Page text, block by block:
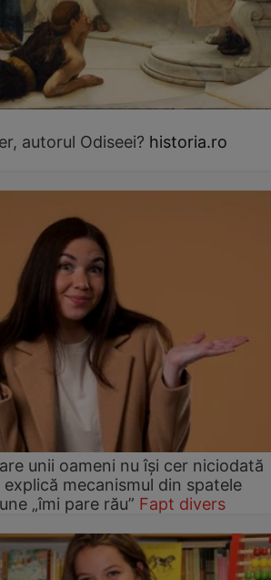
autorul Odiseei? historia.ro
unii oameni nu își cer niciodată
mecanismul din spatele
„îmi pare rău” Fapt divers